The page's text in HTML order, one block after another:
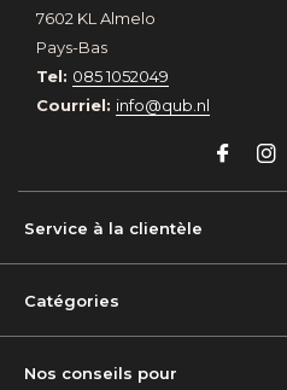
7602 KL Almelo
Pays-Bas
Tel: 085 1052049
Courriel: info@qub.nl
Service à la clientèle
Catégories
Nos conseils pour